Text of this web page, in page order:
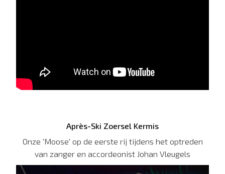
Après-Ski Zoersel Kermis
Onze 'Moose' op de eerste rij tijdens het optreden
van zanger en accordeonist Johan Vleugels